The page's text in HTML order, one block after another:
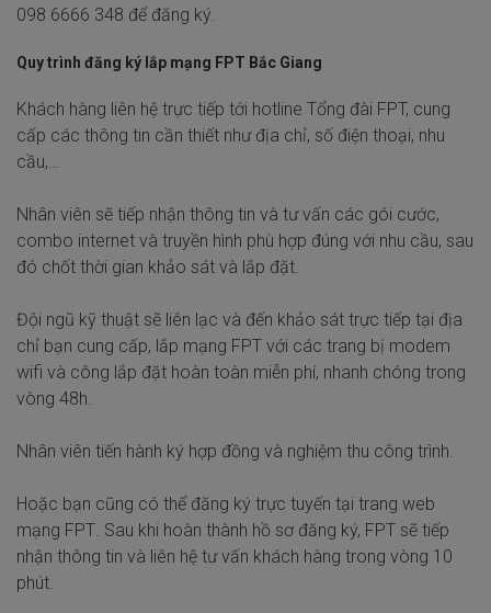
098 6666 348 để đăng ký.
Quy trình đăng ký lắp mạng FPT Bắc Giang
Khách hàng liên hệ trực tiếp tới hotline Tổng đài FPT, cung
cấp các thông tin cần thiết như địa chỉ, số điện thoại, nhu
cầu,…
Nhân viên sẽ tiếp nhận thông tin và tư vấn các gói cước,
combo internet và truyền hình phù hợp đúng với nhu cầu, sau
đó chốt thời gian khảo sát và lắp đặt.
Đội ngũ kỹ thuật sẽ liên lạc và đến khảo sát trực tiếp tại địa
chỉ bạn cung cấp, lắp mạng FPT với các trang bị modem
wifi và công lắp đặt hoàn toàn miễn phí, nhanh chóng trong
vòng 48h.
Nhân viên tiến hành ký hợp đồng và nghiệm thu công trình.
Hoặc bạn cũng có thể đăng ký trực tuyến tại trang web
mạng FPT. Sau khi hoàn thành hồ sơ đăng ký, FPT sẽ tiếp
nhận thông tin và liên hệ tư vấn khách hàng trong vòng 10
phút.